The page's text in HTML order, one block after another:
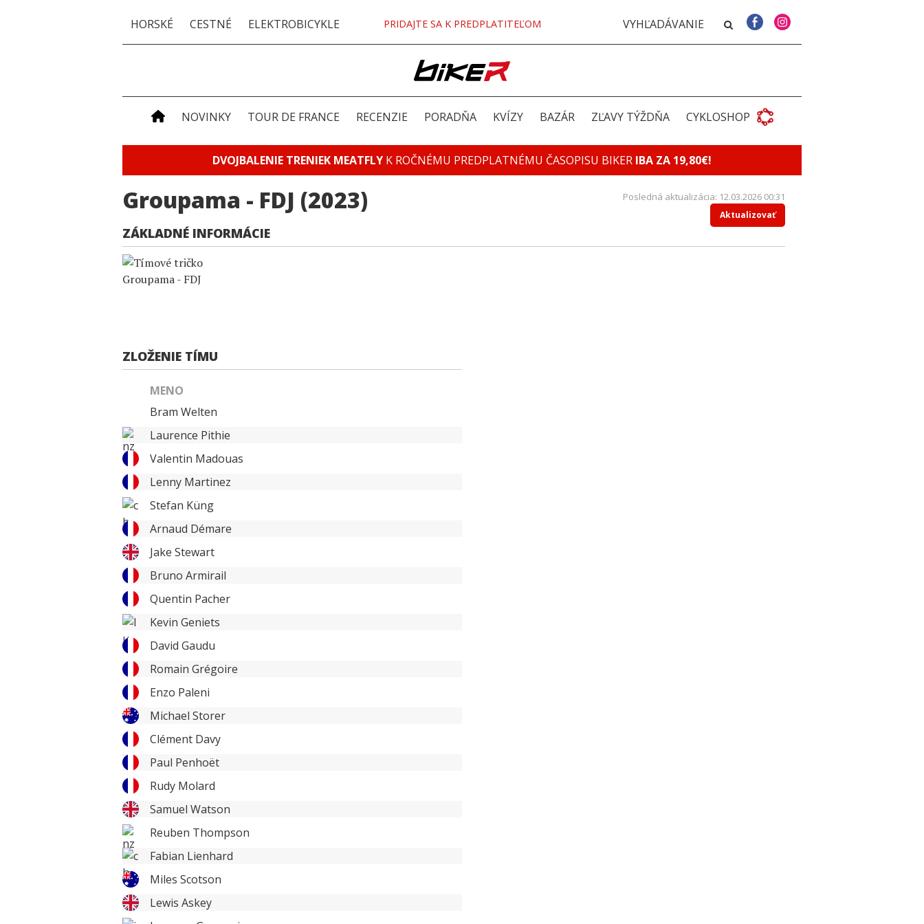
HORSKÉ CESTNÉ ELEKTROBICYKLE PRIDAJTE SA K PREDPLATITEĽOM
NOVINKY TOUR DE FRANCE RECENZIE PORADŇA KVÍZY BAZÁR ZĽAVY TÝŽDŇA CYKLOSHOP
DVOJBALENIE TRENIEK MEATFLY K ROČNÉMU PREDPLATNÉMU ČASOPISU BIKER IBA ZA 19,80€!
Groupama - FDJ (2023) Posledná aktualizácia: 12.03.2026 00:31
Aktualizovať
ZÁKLADNÉ INFORMÁCIE
ZLOŽENIE TÍMU
MENO
Bram Welten
Laurence Pithie
Valentin Madouas
Lenny Martinez
Stefan Küng
Arnaud Démare
Jake Stewart
Bruno Armirail
Quentin Pacher
Kevin Geniets
David Gaudu
Romain Grégoire
Enzo Paleni
Michael Storer
Clément Davy
Paul Penhoët
Rudy Molard
Samuel Watson
Reuben Thompson
Fabian Lienhard
Miles Scotson
Lewis Askey